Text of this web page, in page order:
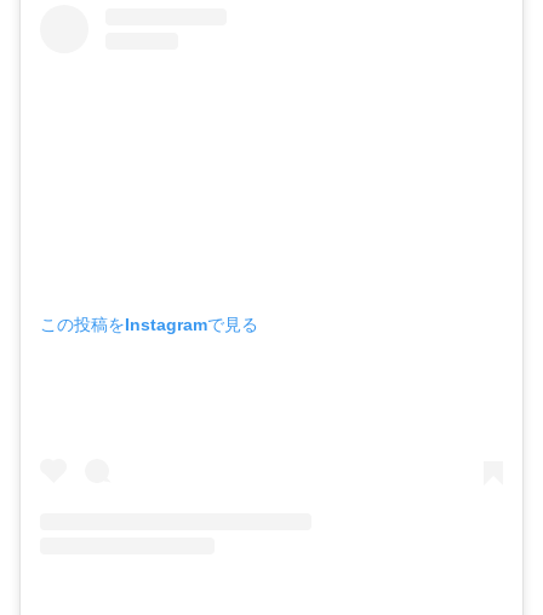
この投稿をInstagramで見る